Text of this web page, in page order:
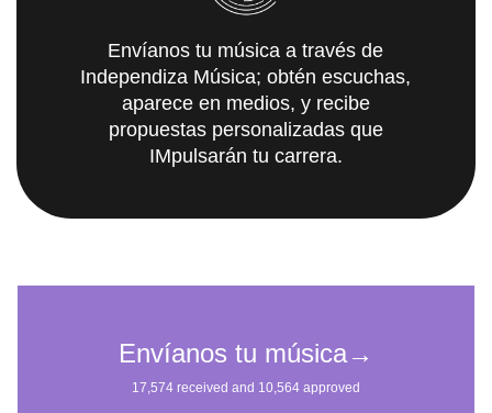
Envíanos tu música a través de
Independiza Música; obtén escuchas,
aparece en medios, y recibe
propuestas personalizadas que
IMpulsarán tu carrera.